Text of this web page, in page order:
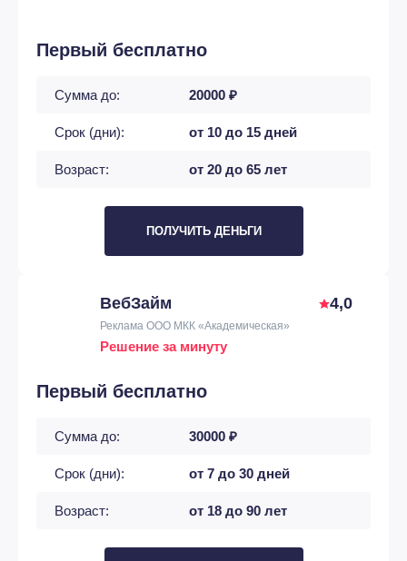
Первый бесплатно
Сумма до: 20000 ₽
Срок (дни): от 10 до 15 дней
Возраст: от 20 до 65 лет
ПОЛУЧИТЬ ДЕНЬГИ
ВебЗайм 4,0
Реклама ООО МКК «Академическая»
Решение за минуту
Первый бесплатно
Сумма до: 30000 ₽
Срок (дни): от 7 до 30 дней
Возраст: от 18 до 90 лет